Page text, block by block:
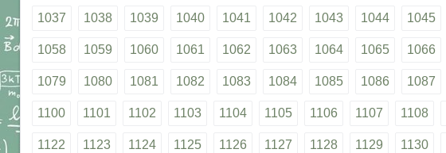
1037 1038 1039 1040 1041 1042 1043 1044 1045
1058 1059 1060 1061 1062 1063 1064 1065 1066
1079 1080 1081 1082 1083 1084 1085 1086 1087
1100 1101 1102 1103 1104 1105 1106 1107 1108
1122 1123 1124 1125 1126 1127 1128 1129 1130